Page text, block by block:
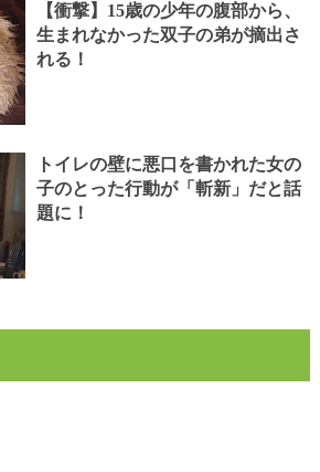
【衝撃】15歳の少年の腹部から、
生まれなかった双子の弟が摘出さ
れる！
トイレの壁に悪口を書かれた女の
子のとった行動が「斬新」だと話
題に！